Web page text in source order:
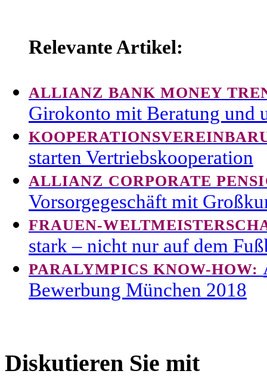
Relevante Artikel:
ALLIANZ BANK MONEY
Girokonto mit Beratung und
starten Vertriebskooperation
ALLIANZ CORPORATE
Vorsorgegeschäft mit
FRAUEN-
stark – nicht nur auf dem
PARALYMPICS KNOW-HOW:
Bewerbung München 2018
Diskutieren Sie mit